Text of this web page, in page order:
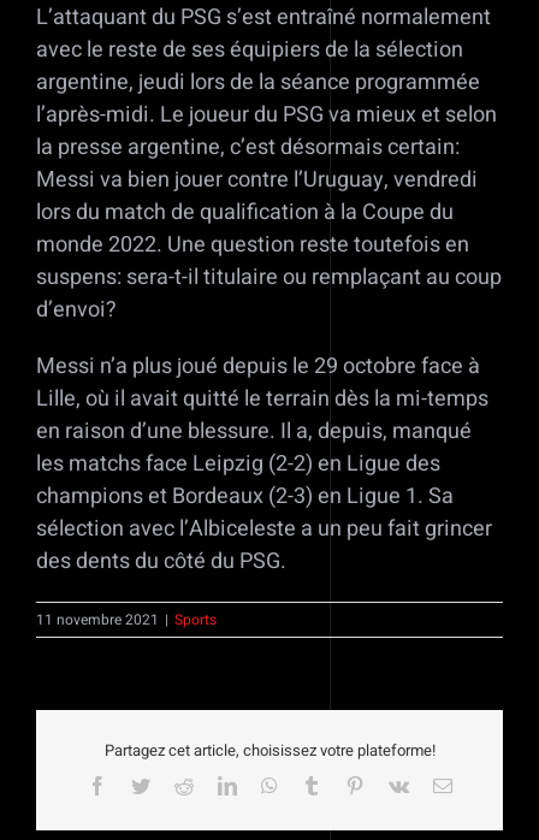
L’attaquant du PSG s’est entraîné normalement
avec le reste de ses équipiers de la sélection
argentine, jeudi lors de la séance programmée
l’après-midi. Le joueur du PSG va mieux et selon
la presse argentine, c’est désormais certain:
Messi va bien jouer contre l’Uruguay, vendredi
lors du match de qualification à la Coupe du
monde 2022. Une question reste toutefois en
suspens: sera-t-il titulaire ou remplaçant au coup
d’envoi?
Messi n’a plus joué depuis le 29 octobre face à
Lille, où il avait quitté le terrain dès la mi-temps
en raison d’une blessure. Il a, depuis, manqué
les matchs face Leipzig (2-2) en Ligue des
champions et Bordeaux (2-3) en Ligue 1. Sa
sélection avec l’Albiceleste a un peu fait grincer
des dents du côté du PSG.
11 novembre 2021 | Sports
Partagez cet article, choisissez votre plateforme!
Facebook
TwitterRedditLinkedInWhatsApp
Tumblr Pinterest
Vk Email